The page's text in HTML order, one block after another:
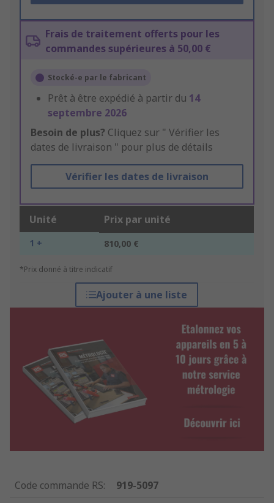
Frais de traitement offerts pour les
commandes supérieures à 50,00 €
Stocké-e par le fabricant
Prêt à être expédié à partir du 14
septembre 2026
Besoin de plus? Cliquez sur " Vérifier les
dates de livraison " pour plus de détails
Vérifier les dates de livraison
Unité Prix par unité
1 + 810,00 €
*Prix donné à titre indicatif
Ajouter à une liste
Code commande RS:
919-5097